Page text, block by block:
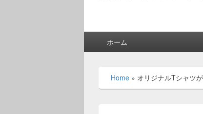
ホーム
Home » オリジナルTシャツ